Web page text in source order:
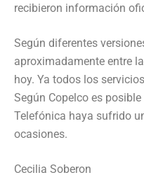
recibieron información
Según diferentes
aproximadamente entre
hoy. Ya todos los
Según Copelco es
Telefónica haya sufrido
ocasiones.
Cecilia Soberon